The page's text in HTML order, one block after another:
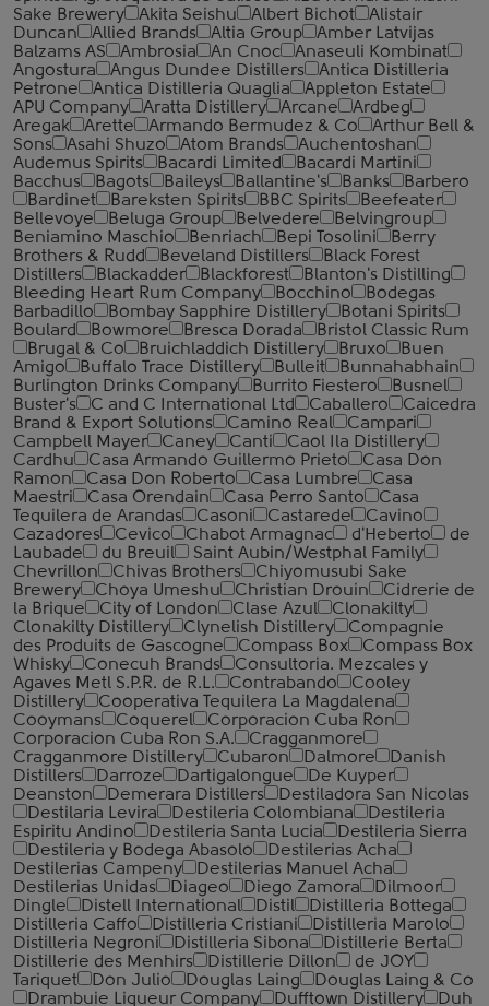
Sake Brewery
Akita Seishu Albert Bichot
Alistair
Duncan
Allied Brands Altia Group
Amber Latvijas
Balzams AS
Ambrosia An Cnoc
Anaseuli Kombinat
Angostura
Angus Dundee Distillers
Antica Distilleria
Petrone
Antica Distilleria Quaglia
Appleton Estate
APU Company
Aratta Distillery Arcane
Ardbeg
Aregak
Arette Armando Bermudez & Co
Arthur Bell &
Sons
Asahi Shuzo Atom Brands
Auchentoshan
Audemus Spirits
Bacardi Limited
Bacardi Martini
Bacchus
Bagots Baileys Ballantine's Banks
Barbero
Bardinet
Bareksten Spirits BBC Spirits
Beefeater
Bellevoye
Beluga Group Belvedere
Belvingroup
Beniamino Maschio
Benriach Bepi Tosolini
Berry
Brothers & Rudd
Beveland Distillers
Black Forest
Distillers
Blackadder Blackforest
Blanton's Distilling
Bleeding Heart Rum Company
Bocchino
Bodegas
Barbadillo
Bombay Sapphire Distillery
Botani Spirits
Boulard
Bowmore Bresca Dorada
Bristol Classic Rum
Brugal & Co
Bruichladdich Distillery Bruxo
Buen
Amigo
Buffalo Trace Distillery Bulleit
Bunnahabhain
Burlington Drinks Company
Burrito Fiestero
Busnel
Buster's
C and C International Ltd Caballero
Caicedra
Brand & Export Solutions
Camino Real
Campari
Campbell Mayer
Caney Canti
Caol Ila Distillery
Cardhu
Casa Armando Guillermo Prieto
Casa Don
Ramon
Casa Don Roberto Casa Lumbre
Casa
Maestri
Casa Orendain Casa Perro Santo
Casa
Tequilera de Arandas
Casoni Castarede
Cavino
Cazadores
Cevico Chabot Armagnac d'Heberto
de
Laubade
du Breuil
Saint Aubin/Westphal Family
Chevrillon
Chivas Brothers
Chiyomusubi Sake
Brewery
Choya Umeshu Christian Drouin
Cidrerie de
la Brique
City of London Clase Azul
Clonakilty
Clonakilty Distillery
Clynelish Distillery
Compagnie
des Produits de Gascogne
Compass Box
Compass Box
Whisky
Conecuh Brands
Consultoria. Mezcales y
Agaves Metl S.P.R. de R.L.
Contrabando
Cooley
Distillery
Cooperativa Tequilera La Magdalena
Cooymans
Coquerel
Corporacion Cuba Ron
Corporacion Cuba Ron S.A.
Cragganmore
Cragganmore Distillery
Cubaron Dalmore
Danish
Distillers
Darroze Dartigalongue
De Kuyper
Deanston
Demerara Distillers
Destiladora San Nicolas
Destilaria Levira
Destileria Colombiana
Destileria
Espiritu Andino
Destileria Santa Lucia
Destileria Sierra
Destileria y Bodega Abasolo
Destilerias Acha
Destilerias Campeny
Destilerias Manuel Acha
Destilerias Unidas
Diageo Diego Zamora
Dilmoor
Dingle
Distell International Distil
Distilleria Bottega
Distilleria Caffo
Distilleria Cristiani
Distilleria Marolo
Distilleria Negroni
Distilleria Sibona
Distillerie Berta
Distillerie des Menhirs
Distillerie Dillon
de JOY
Tariquet
Don Julio Douglas Laing
Douglas Laing & Co
Drambuie Liqueur Company
Dufftown Distillery
Duh